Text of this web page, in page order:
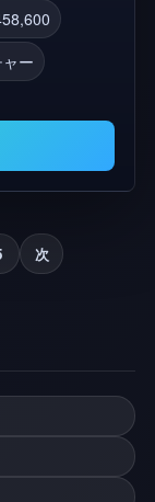
る障害物が
した者には
利を祝った
キャリー
、一緒に
(荒らし
る自由 👑
が低下する
まで取り組
ー
次